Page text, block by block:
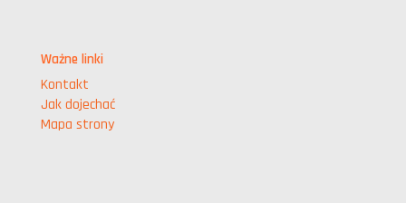
Ważne linki
Kontakt
Jak dojechać
Mapa strony